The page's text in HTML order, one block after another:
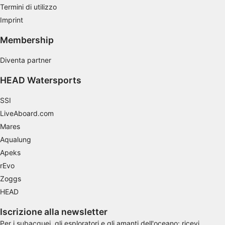
Termini di utilizzo
Imprint
Membership
Diventa partner
HEAD Watersports
SSI
LiveAboard.com
Mares
Aqualung
Apeks
rEvo
Zoggs
HEAD
Iscrizione alla newsletter
Misurare le prestazioni degli annunci
Misurare le prestazioni dei contenuti
Comprendere il pubblico attraverso
statistiche o la combinazione di dati
provenienti da fonti diverse
Utilizzare dati limitati per la selezione dei
contenuti
Caratteristiche speciali IAB:
Utilizzare dati di geolocalizzazione precisi
Riconoscere i dispositivi in base a